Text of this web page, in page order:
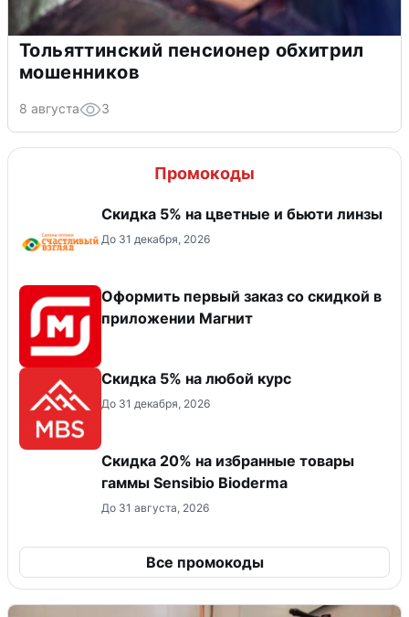
Тольяттинский пенсионер обхитрил
мошенников
8 августа 3
Промокоды
Скидка 5% на цветные и бьюти линзы
До 31 декабря, 2026
Оформить первый заказ со скидкой в
приложении Магнит
Скидка 5% на любой курс
До 31 декабря, 2026
Скидка 20% на избранные товары
гаммы Sensibio Bioderma
До 31 августа, 2026
Все промокоды